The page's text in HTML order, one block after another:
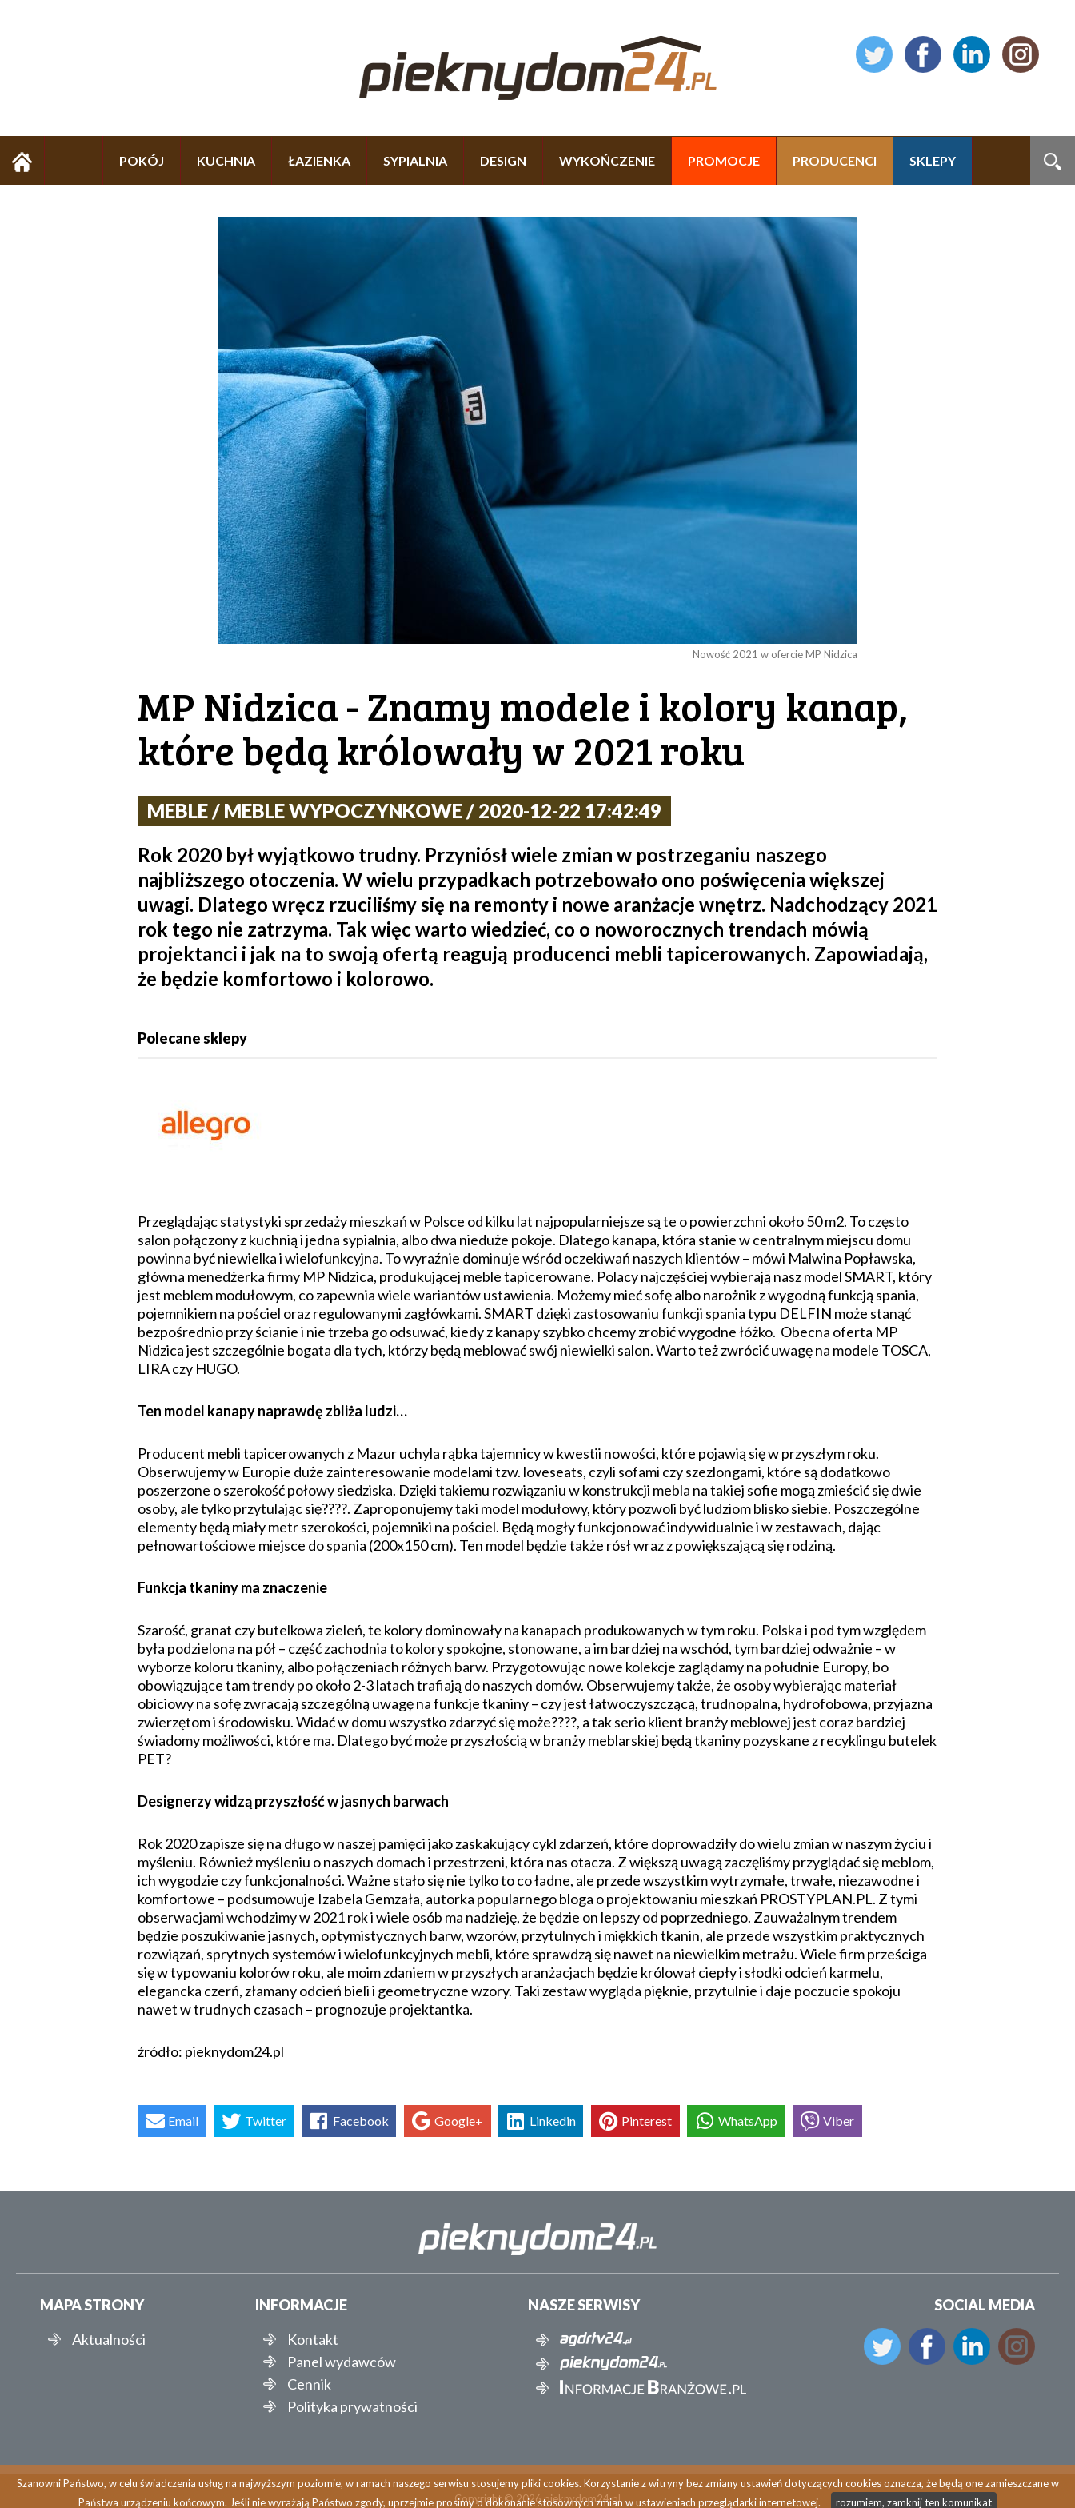
POKÓJ KUCHNIA ŁAZIENKA SYPIALNIA DESIGN WYKOŃCZENIE PROMOCJE PRODUCENCI SKLEPY
Nowość 2021 w ofercie MP Nidzica
MP Nidzica - Znamy modele i kolory kanap,
które będą królowały w 2021 roku
MEBLE / MEBLE WYPOCZYNKOWE / 2020-12-22 17:42:49
Rok 2020 był wyjątkowo trudny. Przyniósł wiele zmian w postrzeganiu naszego
najbliższego otoczenia. W wielu przypadkach potrzebowało ono poświęcenia większej
uwagi. Dlatego wręcz rzuciliśmy się na remonty i nowe aranżacje wnętrz. Nadchodzący 2021
rok tego nie zatrzyma. Tak więc warto wiedzieć, co o noworocznych trendach mówią
projektanci i jak na to swoją ofertą reagują producenci mebli tapicerowanych. Zapowiadają,
że będzie komfortowo i kolorowo.
Polecane sklepy
Przeglądając statystyki sprzedaży mieszkań w Polsce od kilku lat najpopularniejsze są te o powierzchni około 50 m2. To często
salon połączony z kuchnią i jedna sypialnia, albo dwa nieduże pokoje. Dlatego kanapa, która stanie w centralnym miejscu domu
powinna być niewielka i wielofunkcyjna. To wyraźnie dominuje wśród oczekiwań naszych klientów – mówi Malwina Popławska,
główna menedżerka firmy MP Nidzica, produkującej meble tapicerowane. Polacy najczęściej wybierają nasz model SMART, który
jest meblem modułowym, co zapewnia wiele wariantów ustawienia. Możemy mieć sofę albo narożnik z wygodną funkcją spania,
pojemnikiem na pościel oraz regulowanymi zagłówkami. SMART dzięki zastosowaniu funkcji spania typu DELFIN może stanąć
bezpośrednio przy ścianie i nie trzeba go odsuwać, kiedy z kanapy szybko chcemy zrobić wygodne łóżko. Obecna oferta MP
Nidzica jest szczególnie bogata dla tych, którzy będą meblować swój niewielki salon. Warto też zwrócić uwagę na modele TOSCA,
LIRA czy HUGO.
Ten model kanapy naprawdę zbliża ludzi…
Producent mebli tapicerowanych z Mazur uchyla rąbka tajemnicy w kwestii nowości, które pojawią się w przyszłym roku.
Obserwujemy w Europie duże zainteresowanie modelami tzw. loveseats, czyli sofami czy szezlongami, które są dodatkowo
poszerzone o szerokość połowy siedziska. Dzięki takiemu rozwiązaniu w konstrukcji mebla na takiej sofie mogą zmieścić się dwie
osoby, ale tylko przytulając się????. Zaproponujemy taki model modułowy, który pozwoli być ludziom blisko siebie. Poszczególne
elementy będą miały metr szerokości, pojemniki na pościel. Będą mogły funkcjonować indywidualnie i w zestawach, dając
pełnowartościowe miejsce do spania (200x150 cm). Ten model będzie także rósł wraz z powiększającą się rodziną.
Funkcja tkaniny ma znaczenie
Szarość, granat czy butelkowa zieleń, te kolory dominowały na kanapach produkowanych w tym roku. Polska i pod tym względem
była podzielona na pół – część zachodnia to kolory spokojne, stonowane, a im bardziej na wschód, tym bardziej odważnie – w
wyborze koloru tkaniny, albo połączeniach różnych barw. Przygotowując nowe kolekcje zaglądamy na południe Europy, bo
obowiązujące tam trendy po około 2-3 latach trafiają do naszych domów. Obserwujemy także, że osoby wybierając materiał
obiciowy na sofę zwracają szczególną uwagę na funkcje tkaniny – czy jest łatwoczyszczącą, trudnopalna, hydrofobowa, przyjazna
zwierzętom i środowisku. Widać w domu wszystko zdarzyć się może????, a tak serio klient branży meblowej jest coraz bardziej
świadomy możliwości, które ma. Dlatego być może przyszłością w branży meblarskiej będą tkaniny pozyskane z recyklingu butelek
PET?
Designerzy widzą przyszłość w jasnych barwach
Rok 2020 zapisze się na długo w naszej pamięci jako zaskakujący cykl zdarzeń, które doprowadziły do wielu zmian w naszym życiu i
myśleniu. Również myśleniu o naszych domach i przestrzeni, która nas otacza. Z większą uwagą zaczęliśmy przyglądać się meblom,
ich wygodzie czy funkcjonalności. Ważne stało się nie tylko to co ładne, ale przede wszystkim wytrzymałe, trwałe, niezawodne i
komfortowe – podsumowuje Izabela Gemzała, autorka popularnego bloga o projektowaniu mieszkań PROSTYPLAN.PL. Z tymi
obserwacjami wchodzimy w 2021 rok i wiele osób ma nadzieję, że będzie on lepszy od poprzedniego. Zauważalnym trendem
będzie poszukiwanie jasnych, optymistycznych barw, wzorów, przytulnych i miękkich tkanin, ale przede wszystkim praktycznych
rozwiązań, sprytnych systemów i wielofunkcyjnych mebli, które sprawdzą się nawet na niewielkim metrażu. Wiele firm prześciga
się w typowaniu kolorów roku, ale moim zdaniem w przyszłych aranżacjach będzie królował ciepły i słodki odcień karmelu,
elegancka czerń, złamany odcień bieli i geometryczne wzory. Taki zestaw wygląda pięknie, przytulnie i daje poczucie spokoju
nawet w trudnych czasach – prognozuje projektantka.
źródło: pieknydom24.pl
Email Twitter Facebook Google+ Linkedin Pinterest WhatsApp Viber
MAPA STRONY
Aktualności
INFORMACJE
Kontakt
Panel wydawców
Cennik
Polityka prywatności
NASZE SERWISY SOCIAL MEDIA
Copyright © 2026 pieknydom24.pl
Szanowni Państwo, w celu świadczenia usług na najwyższym poziomie, w ramach naszego serwisu stosujemy pliki cookies. Korzystanie z witryny bez zmiany ustawień dotyczących cookies oznacza, że będą one zamieszczane w
Państwa urządzeniu końcowym. Jeśli nie wyrażają Państwo zgody, uprzejmie prosimy o dokonanie stosownych zmian w ustawieniach przeglądarki internetowej.
rozumiem, zamknij ten komunikat